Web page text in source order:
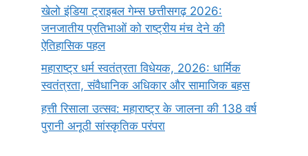
खेलो इंडिया ट्राइबल गेम्स छत्तीसगढ़ 2026:
जनजातीय प्रतिभाओं को राष्ट्रीय मंच देने की
ऐतिहासिक पहल
महाराष्ट्र धर्म स्वतंत्रता विधेयक, 2026: धार्मिक
स्वतंत्रता, संवैधानिक अधिकार और सामाजिक बहस
हत्ती रिसाला उत्सव: महाराष्ट्र के जालना की 138 वर्ष
पुरानी अनूठी सांस्कृतिक परंपरा